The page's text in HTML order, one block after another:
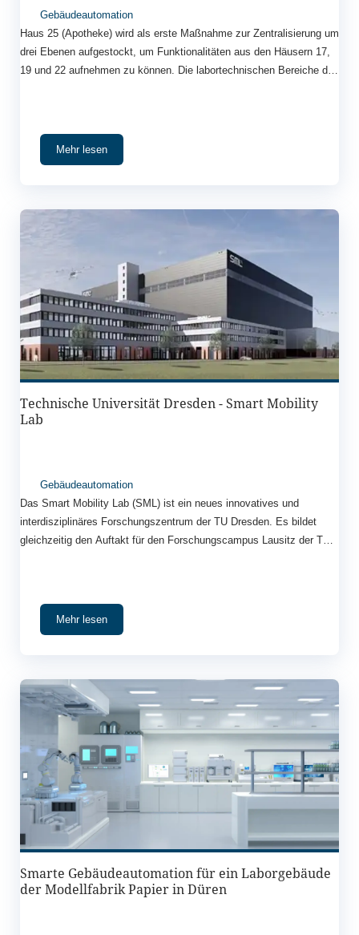
Gebäudeautomation
Haus 25 (Apotheke) wird als erste Maßnahme zur Zentralisierung um
drei Ebenen aufgestockt, um Funktionalitäten aus den Häusern 17,
19 und 22 aufnehmen zu können. Die labortechnischen Bereiche der
dem Umzug der drei genannten Bereiche soll Haus 22, in dem
bislang die klinische Chemie, die Mikrobiologie und Hygiene
Mehr lesen
Technische Universität Dresden - Smart Mobility
Lab
Gebäudeautomation
Das Smart Mobility Lab (SML) ist ein neues innovatives und
interdisziplinäres Forschungszentrum der TU Dresden. Es bildet
gleichzeitig den Auftakt für den Forschungscampus Lausitz der TU
Landefläche ca. 75 x 75 m), modernsten Laboren (z. B. Klimahalle,
elektromagnetische Absorberhalle) und Werkstätten sowie flexibel
anwendungsorientierte Forschung auf dem Gebiet der
Mobilitätslösungen der Zukunft. Die Herausforderung bestand darin,
dass das System mit einer Simulationsberechnung entwickelt
werden musste. Zur Speicherung des erzeugten Wasserstoffs
(saisonaler Speicher) wurden zwei Groß-Stahl-Tanks mit jeweils
90m³ Volumen dimensioniert. Das System besteht weiterhin aus
Elektrolyse, Brennstoffzelle, Batteriespeicher, Schichtenspeicher,
Verdichter, TGA-Ausrüstung, Energiemanagement, IT-Infrastruktur.
Mehr lesen
Smarte Gebäudeautomation für ein Laborgebäude
der Modellfabrik Papier in Düren